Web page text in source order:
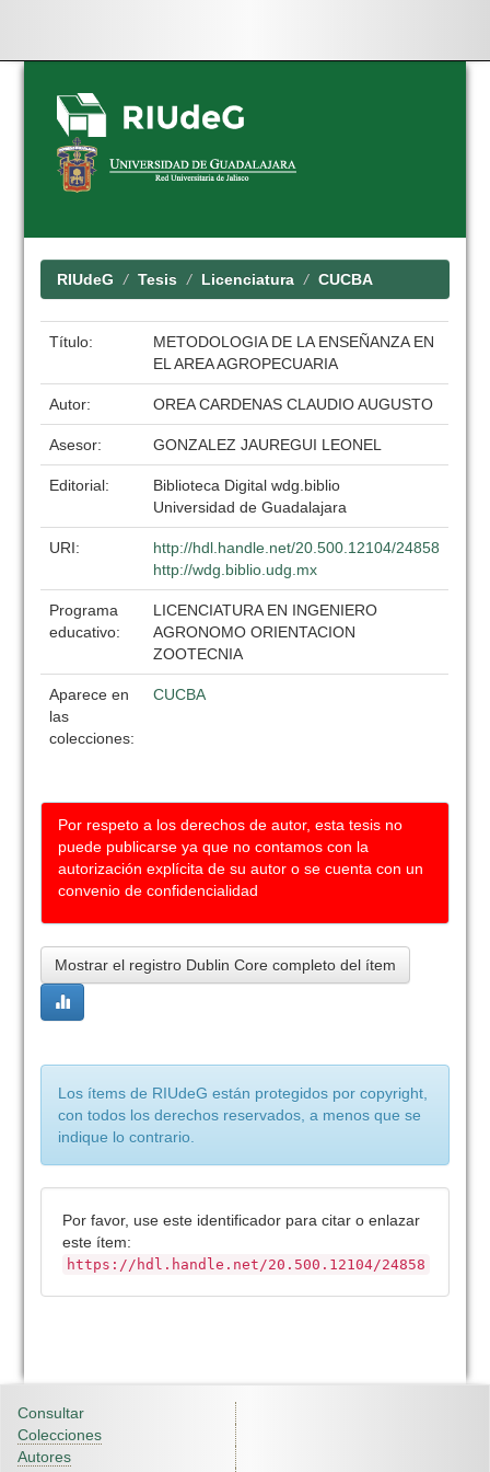
Skip
navigation
RIUdeG Tesis Licenciatura CUCBA
Título:
METODOLOGIA DE LA ENSEÑANZA EN
EL AREA AGROPECUARIA
Autor: OREA CARDENAS CLAUDIO AUGUSTO
Asesor: GONZALEZ JAUREGUI LEONEL
Editorial:
Biblioteca Digital wdg.biblio
Universidad de Guadalajara
URI:
http://hdl.handle.net/20.500.12104/24858
http://wdg.biblio.udg.mx
Programa
educativo:
LICENCIATURA EN INGENIERO
AGRONOMO ORIENTACION
ZOOTECNIA
Aparece en
las
colecciones:
CUCBA
Por respeto a los derechos de autor, esta tesis no
puede publicarse ya que no contamos con la
autorización explícita de su autor o se cuenta con un
convenio de confidencialidad
Mostrar el registro Dublin Core completo del ítem
Los ítems de RIUdeG están protegidos por copyright,
con todos los derechos reservados, a menos que se
indique lo contrario.
Por favor, use este identificador para citar o enlazar
este ítem:
https://hdl.handle.net/20.500.12104/24858
Consultar
Colecciones
Autores